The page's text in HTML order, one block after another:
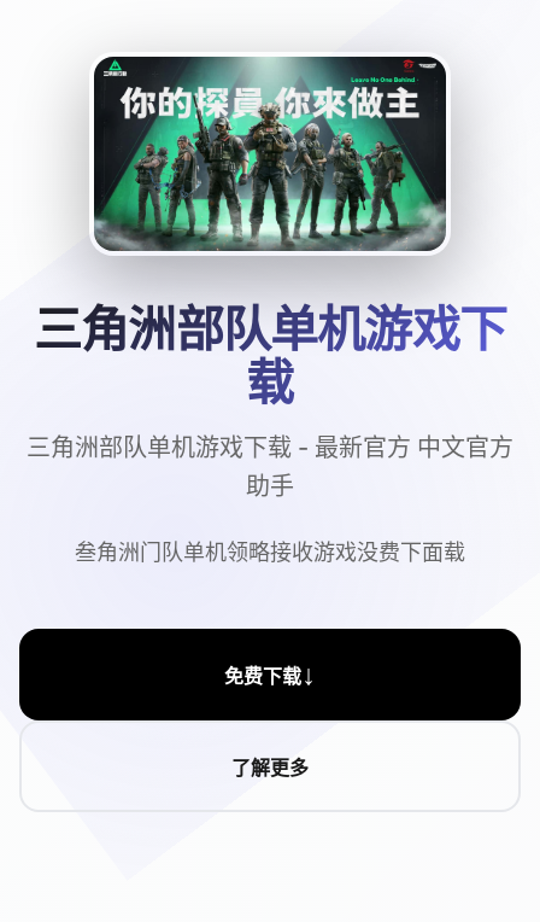
三角洲部队单机游戏下
载
三角洲部队单机游戏下载 - 最新官方 中文官方
助手
叁角洲门队单机领略接收游戏没费下面载
免费下载↓
了解更多